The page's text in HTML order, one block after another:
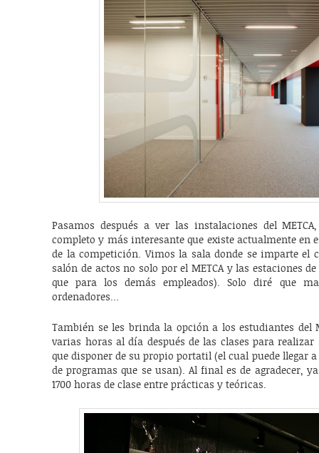
Pasamos después a ver las instalaciones del
completo y más interesante que existe actualmente en
de la competición. Vimos la sala donde se imparte el
salón de actos no solo por el METCA y las estaciones
que para los demás empleados). Solo diré que
ordenadores…
También se les brinda la opción a los estudiantes del
varias horas al día después de las clases para
que disponer de su propio portatil (el cual puede llegar
de programas que se usan). Al final es de agradecer,
1700 horas de clase entre prácticas y teóricas.